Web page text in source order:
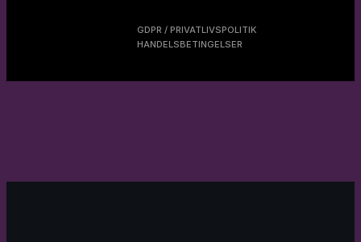
GDPR / PRIVATLIVSPOLITIK
HANDELSBETINGELSER